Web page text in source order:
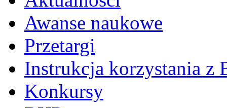
Awanse naukowe
Przetargi
Instrukcja korzystania z
Konkursy